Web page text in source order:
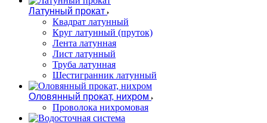
Латунный прокат
Квадрат латунный
Круг латунный (пруток)
Лента латунная
Лист латунный
Труба латунная
Шестигранник латунный
Оловянный прокат, нихром
Проволока нихромовая